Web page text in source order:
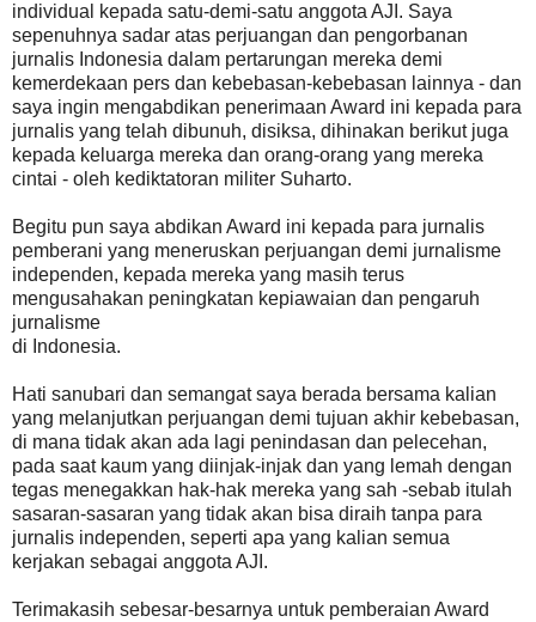
individual kepada satu-demi-satu anggota AJI. Saya
sepenuhnya sadar atas perjuangan dan pengorbanan
jurnalis Indonesia dalam pertarungan mereka demi
kemerdekaan pers dan kebebasan-kebebasan lainnya - dan
saya ingin mengabdikan penerimaan Award ini kepada para
jurnalis yang telah dibunuh, disiksa, dihinakan berikut juga
kepada keluarga mereka dan orang-orang yang mereka
cintai - oleh kediktatoran militer Suharto.
Begitu pun saya abdikan Award ini kepada para jurnalis
pemberani yang meneruskan perjuangan demi jurnalisme
independen, kepada mereka yang masih terus
mengusahakan peningkatan kepiawaian dan pengaruh
jurnalisme
di Indonesia.
Hati sanubari dan semangat saya berada bersama kalian
yang melanjutkan perjuangan demi tujuan akhir kebebasan,
di mana tidak akan ada lagi penindasan dan pelecehan,
pada saat kaum yang diinjak-injak dan yang lemah dengan
tegas menegakkan hak-hak mereka yang sah -sebab itulah
sasaran-sasaran yang tidak akan bisa diraih tanpa para
jurnalis independen, seperti apa yang kalian semua
kerjakan sebagai anggota AJI.
Terimakasih sebesar-besarnya untuk pemberaian Award